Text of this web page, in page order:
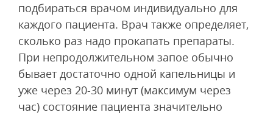
подбираться врачом индивидуально для
каждого пациента. Врач также определяет,
сколько раз надо прокапать препараты.
При непродолжительном запое обычно
бывает достаточно одной капельницы и
уже через 20-30 минут (максимум через
час) состояние пациента значительно